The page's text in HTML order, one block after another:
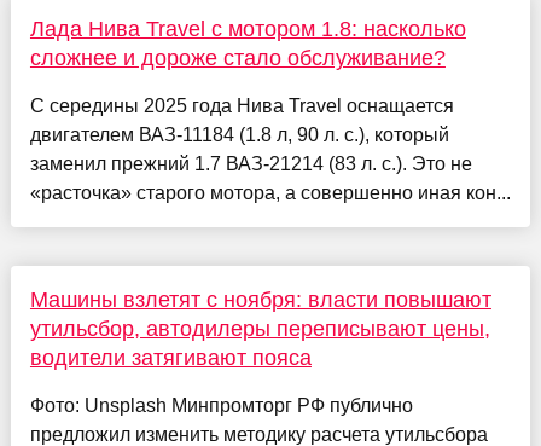
Лада Нива Travel с мотором 1.8: насколько
сложнее и дороже стало обслуживание?
С середины 2025 года Нива Travel оснащается
двигателем ВАЗ‑11184 (1.8 л, 90 л. с.), который
заменил прежний 1.7 ВАЗ‑21214 (83 л. с.). Это не
«расточка» старого мотора, а совершенно иная кон...
Машины взлетят с ноября: власти повышают
утильсбор, автодилеры переписывают цены,
водители затягивают пояса
Фото: Unsplash Минпромторг РФ публично
предложил изменить методику расчета утильсбора